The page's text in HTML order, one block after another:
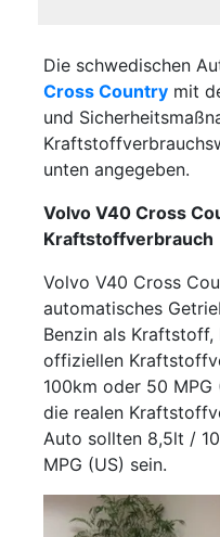
Die schwedischen
Cross Country mit
und
unten angegeben.
Volvo V40 Cross
Kraftstoffverbrauch
Volvo V40 Cross
automatisches
Benzin als Kraftstoff,
offiziellen
100km oder 50
die realen
Auto sollten 8,5lt /
MPG (US) sein.